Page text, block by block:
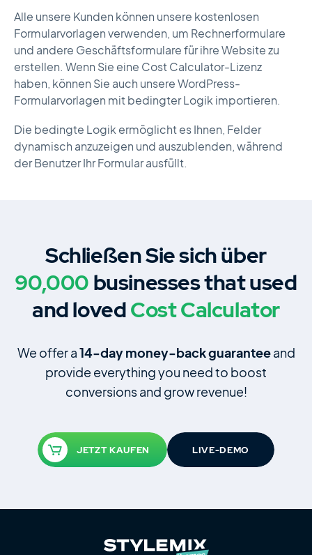
Alle unsere Kunden können unsere kostenlosen
Formularvorlagen verwenden, um Rechnerformulare
und andere Geschäftsformulare für ihre Website zu
erstellen. Wenn Sie eine Cost Calculator-Lizenz
haben, können Sie auch unsere WordPress-
Formularvorlagen mit bedingter Logik importieren.
Die bedingte Logik ermöglicht es Ihnen, Felder
dynamisch anzuzeigen und auszublenden, während
der Benutzer Ihr Formular ausfüllt.
Schließen Sie sich über
90,000 businesses that used
and lovedCost Calculator
We offer a 14‑day money‑back guaranteeand
provide everything you need to boost
conversions and grow revenue!
JETZT KAUFEN LIVE-DEMO